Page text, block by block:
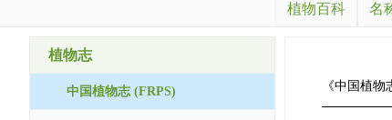
植物百科 名
植物志
中国植物志 (FRPS) 《中国植物